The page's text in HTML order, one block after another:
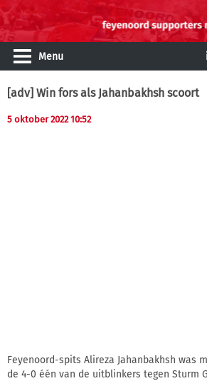
Menu
[adv] Win fors als Jahanbakhsh scoort
5 oktober 2022 10:52
Feyenoord-spits Alireza Jahanbakhsh was
de 4-0 één van de uitblinkers tegen Sturm